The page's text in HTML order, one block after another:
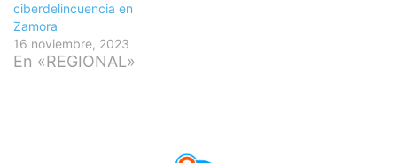
ciberdelincuencia en
Zamora
16 noviembre, 2023
En «REGIONAL»